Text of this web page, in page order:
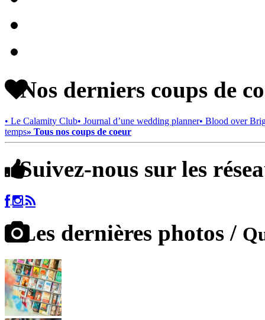
Nos derniers coups de
• Le Calamity Club• Journal d’une wedding planner• Blood over
temps» Tous nos coups de coeur
Suivez-nous sur les
Les dernières photos /